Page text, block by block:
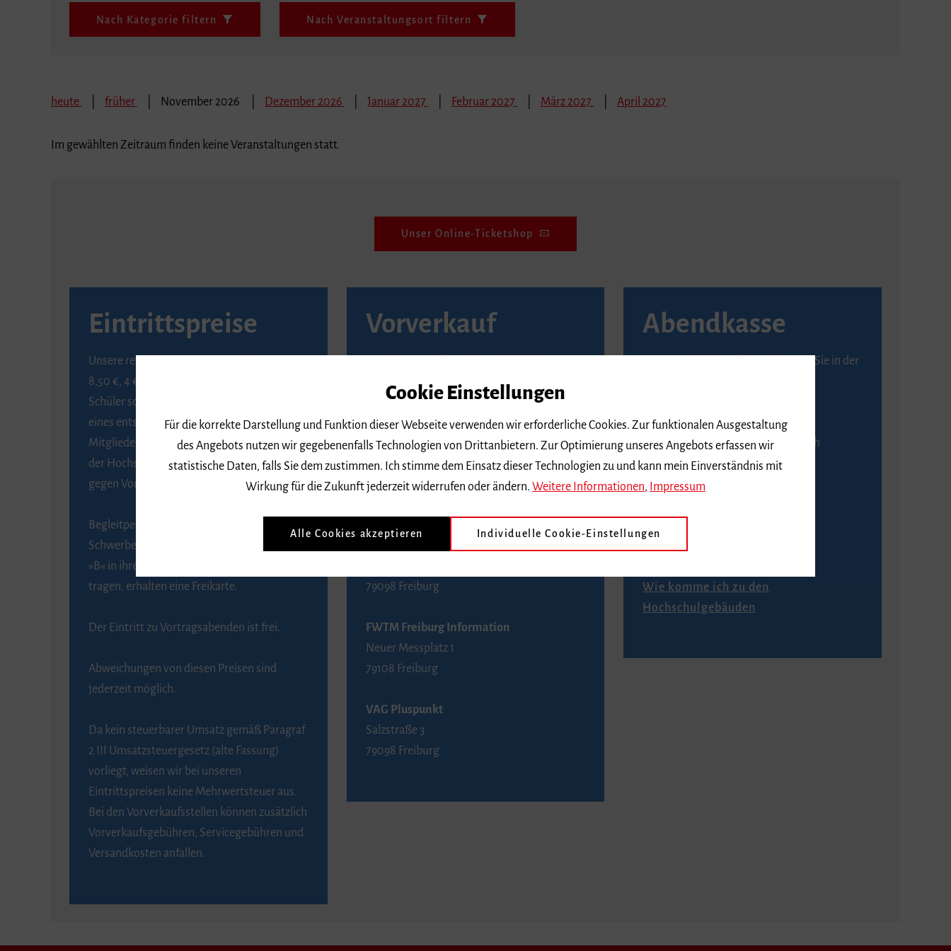
Nach Kategorie filtern Nach Veranstaltungsort filtern
heute früher November 2026 Dezember 2026 Januar 2027 Februar 2027 März 2027 April 2027
Im gewählten Zeitraum finden keine Veranstaltungen statt.
Unser Online-Ticketshop
Eintrittspreise
Unsere regulären Eintrittspreise betragen
8,50 €, 4 € ermäßigt für Schülerinnen und
Schüler sowie Studierende gegen Vorlage
eines entsprechenden Nachweises, 6 € für
Mitglieder der Gesellschaft zur Förderung
der Hochschule für Musik Freiburg e. V.
gegen Vorlage des Mitgliedsausweises.
Begleitpersonen von Menschen mit
Schwerbehinderung, die das Merkzeichen
»B« in ihrem Schwerbehindertenausweis
tragen, erhalten eine Freikarte.
Der Eintritt zu Vortragsabenden ist frei.
Abweichungen von diesen Preisen sind
jederzeit möglich.
Da kein steuerbarer Umsatz gemäß Paragraf
2 III Umsatzsteuergesetz (alte Fassung)
vorliegt, weisen wir bei unseren
Eintrittspreisen keine Mehrwertsteuer aus.
Bei den Vorverkaufsstellen können zusätzlich
Vorverkaufsgebühren, Servicegebühren und
Versandkosten anfallen.
Vorverkauf
Seite von Reservix.
BZ-Kartenservice Freiburg
Kaiser-Joseph-Straße 229
79098 Freiburg
Telefon 0761 4968888 (Reservierungen sind
79098 Freiburg
FWTM Freiburg Information
Neuer Messplatz 1
79108 Freiburg
VAG Pluspunkt
Salzstraße 3
79098 Freiburg
Abendkasse
Karten an der Abendkasse erhalten Sie in der
An der Abendkasse ist ausschließlich
Barzahlung möglich.
Anfahrt
Wie komme ich zu den
Hochschulgebäuden
Cookie Einstellungen
Für die korrekte Darstellung und Funktion dieser Webseite verwenden wir erforderliche Cookies. Zur funktionalen Ausgestaltung
des Angebots nutzen wir gegebenenfalls Technologien von Drittanbietern. Zur Optimierung unseres Angebots erfassen wir
statistische Daten, falls Sie dem zustimmen. Ich stimme dem Einsatz dieser Technologien zu und kann mein Einverständnis mit
Wirkung für die Zukunft jederzeit widerrufen oder ändern. Weitere Informationen, Impressum
Alle Cookies akzeptieren Individuelle Cookie-Einstellungen